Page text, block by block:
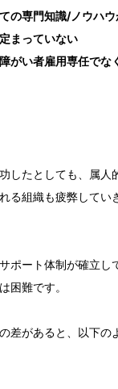
の専門知識/ノウハ
まっていない
がい者雇用専任でな
したとしても、属人
る組織も疲弊してい
ポート体制が確立し
困難です。
差があると、以下の